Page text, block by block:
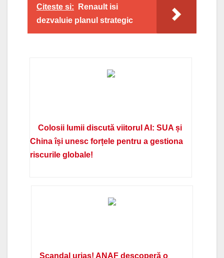
Citeste si:
Renault isi
dezvaluie planul strategic
Colosii lumii discută viitorul AI: SUA și
China își unesc forțele pentru a gestiona
riscurile globale!
Scandal uriaș! ANAF descoperă o